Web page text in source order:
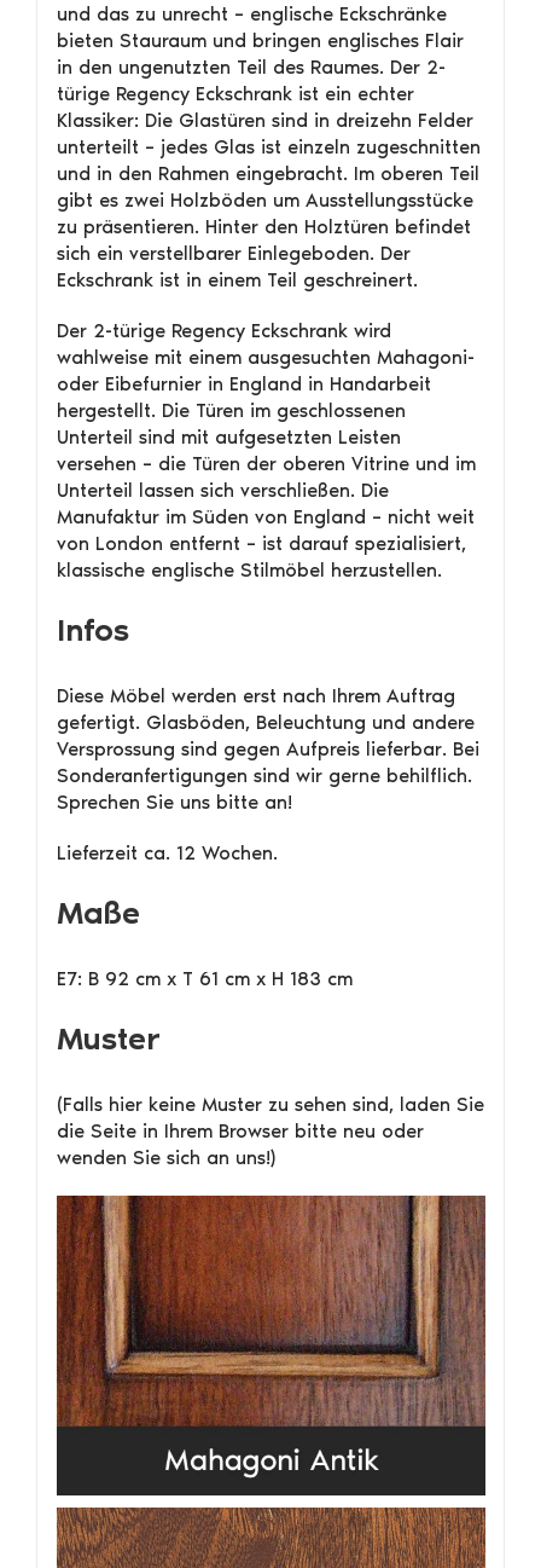
und das zu unrecht – englische Eckschränke
bieten Stauraum und bringen englisches Flair
in den ungenutzten Teil des Raumes. Der 2-
türige Regency Eckschrank ist ein echter
Klassiker: Die Glastüren sind in dreizehn Felder
unterteilt – jedes Glas ist einzeln zugeschnitten
und in den Rahmen eingebracht. Im oberen Teil
gibt es zwei Holzböden um Ausstellungsstücke
zu präsentieren. Hinter den Holztüren befindet
sich ein verstellbarer Einlegeboden. Der
Eckschrank ist in einem Teil geschreinert.
Der 2-türige Regency Eckschrank wird
wahlweise mit einem ausgesuchten Mahagoni-
oder Eibefurnier in England in Handarbeit
hergestellt. Die Türen im geschlossenen
Unterteil sind mit aufgesetzten Leisten
versehen – die Türen der oberen Vitrine und im
Unterteil lassen sich verschließen. Die
Manufaktur im Süden von England – nicht weit
von London entfernt – ist darauf spezialisiert,
klassische englische Stilmöbel herzustellen.
Infos
Diese Möbel werden erst nach Ihrem Auftrag
gefertigt. Glasböden, Beleuchtung und andere
Versprossung sind gegen Aufpreis lieferbar. Bei
Sonderanfertigungen sind wir gerne behilflich.
Sprechen Sie uns bitte an!
Lieferzeit ca. 12 Wochen.
Maße
E7: B 92 cm x T 61 cm x H 183 cm
Muster
(Falls hier keine Muster zu sehen sind, laden Sie
die Seite in Ihrem Browser bitte neu oder
wenden Sie sich an uns!)